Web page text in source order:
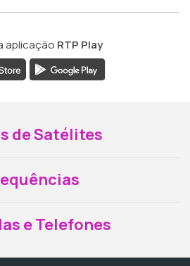
aplicação RTP Play
de Satélites
e Telefones